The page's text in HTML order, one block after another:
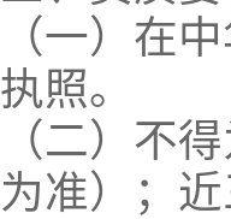
（一）在
执照。
（二）不
为准）；